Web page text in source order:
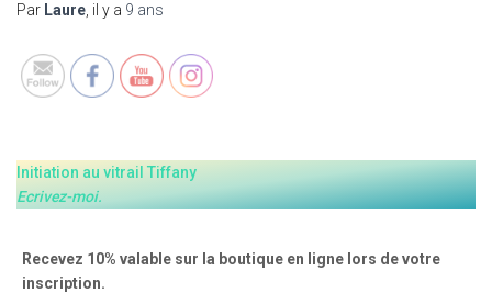
Par Laure , il y a 9 ans
Initiation au vitrail Tiffany
Ecrivez-moi.
Recevez 10% valable sur la boutique en ligne lors de votre
inscription.